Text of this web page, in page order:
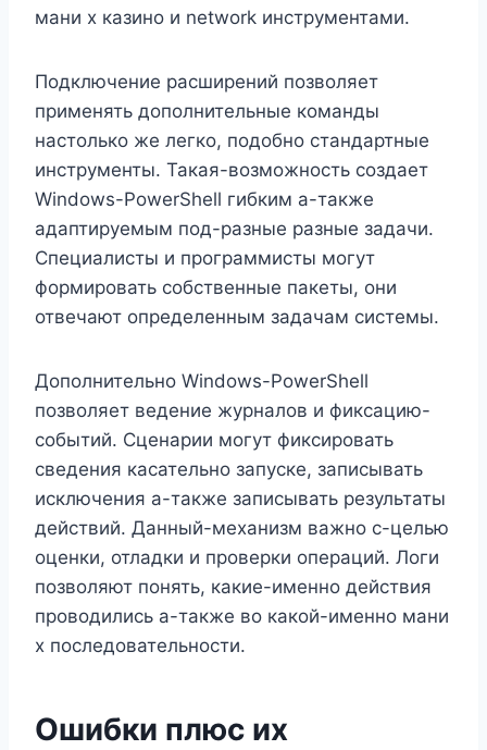
мани х казино и network инструментами.
Подключение расширений позволяет
применять дополнительные команды
настолько же легко, подобно стандартные
инструменты. Такая-возможность создает
Windows-PowerShell гибким а-также
адаптируемым под-разные разные задачи.
Специалисты и программисты могут
формировать собственные пакеты, они
отвечают определенным задачам системы.
Дополнительно Windows-PowerShell
позволяет ведение журналов и фиксацию-
событий. Сценарии могут фиксировать
сведения касательно запуске, записывать
исключения а-также записывать результаты
действий. Данный-механизм важно с-целью
оценки, отладки и проверки операций. Логи
позволяют понять, какие-именно действия
проводились а-также во какой-именно мани
х последовательности.
Ошибки плюс их